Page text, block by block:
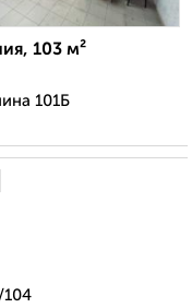
103 м²
101Б
104